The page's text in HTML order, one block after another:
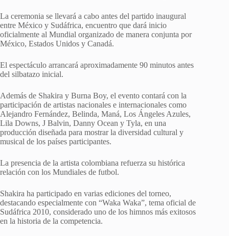
La ceremonia se llevará a cabo antes del partido inaugural
entre México y Sudáfrica, encuentro que dará inicio
oficialmente al Mundial organizado de manera conjunta por
México, Estados Unidos y Canadá.
El espectáculo arrancará aproximadamente 90 minutos antes
del silbatazo inicial.
Además de Shakira y Burna Boy, el evento contará con la
participación de artistas nacionales e internacionales como
Alejandro Fernández, Belinda, Maná, Los Ángeles Azules,
Lila Downs, J Balvin, Danny Ocean y Tyla, en una
producción diseñada para mostrar la diversidad cultural y
musical de los países participantes.
La presencia de la artista colombiana refuerza su histórica
relación con los Mundiales de futbol.
Shakira ha participado en varias ediciones del torneo,
destacando especialmente con “Waka Waka”, tema oficial de
Sudáfrica 2010, considerado uno de los himnos más exitosos
en la historia de la competencia.